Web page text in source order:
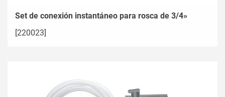
Set de conexión instantáneo para rosca de 3/4»
[220023]